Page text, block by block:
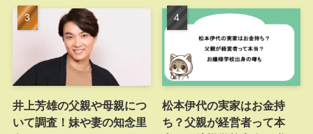
井上芳雄の父親や母親につ
いて調査！妹や妻の知念里
松本伊代の実家はお金持
ち？父親が経営者って本